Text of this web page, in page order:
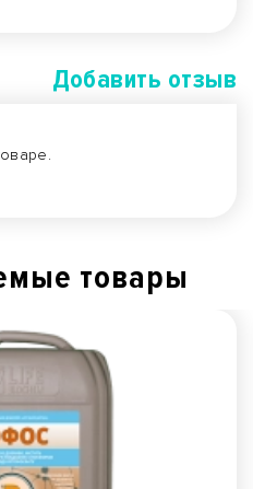
Добавить отзыв
товары